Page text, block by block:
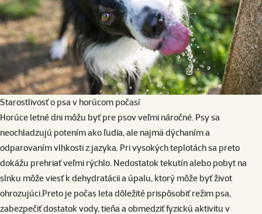
Starostlivosť o psa v horúcom počasí
Horúce letné dni môžu byť pre psov veľmi náročné. Psy sa
neochladzujú potením ako ľudia, ale najmä dýchaním a
odparovaním vlhkosti z jazyka. Pri vysokých teplotách sa preto
dokážu prehriať veľmi rýchlo. Nedostatok tekutín alebo pobyt na
slnku môže viesť k dehydratácii a úpalu, ktorý môže byť život
ohrozujúci.Preto je počas leta dôležité prispôsobiť režim psa,
zabezpečiť dostatok vody, tieňa a obmedziť fyzickú aktivitu v